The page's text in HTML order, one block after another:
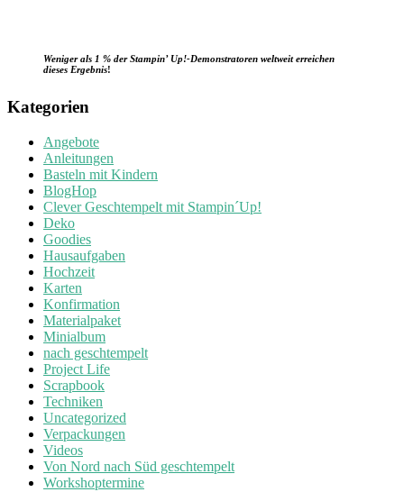
Weniger als 1 % der Stampin’ Up!-Demonstratoren weltweit erreichen
dieses Ergebnis!
Kategorien
Angebote
Anleitungen
Basteln mit Kindern
BlogHop
Clever Geschtempelt mit Stampin´Up!
Deko
Goodies
Hausaufgaben
Hochzeit
Karten
Konfirmation
Materialpaket
Minialbum
nach geschtempelt
Project Life
Scrapbook
Techniken
Uncategorized
Verpackungen
Videos
Von Nord nach Süd geschtempelt
Workshoptermine